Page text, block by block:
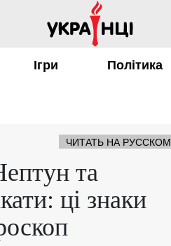
Ігри Політика
ЧИТАТЬ НА РУССКОМ
та
ці знаки